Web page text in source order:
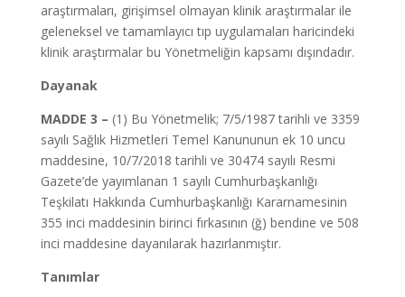
araştırmaları, girişimsel olmayan klinik araştırmalar ile
geleneksel ve tamamlayıcı tıp uygulamaları haricindeki
klinik araştırmalar bu Yönetmeliğin kapsamı dışındadır.
Dayanak
MADDE 3 – (1) Bu Yönetmelik; 7/5/1987 tarihli ve 3359
sayılı Sağlık Hizmetleri Temel Kanununun ek 10 uncu
maddesine, 10/7/2018 tarihli ve 30474 sayılı Resmi
Gazete’de yayımlanan 1 sayılı Cumhurbaşkanlığı
Teşkilatı Hakkında Cumhurbaşkanlığı Kararnamesinin
355 inci maddesinin birinci fırkasının (ğ) bendine ve 508
inci maddesine dayanılarak hazırlanmıştır.
Tanımlar